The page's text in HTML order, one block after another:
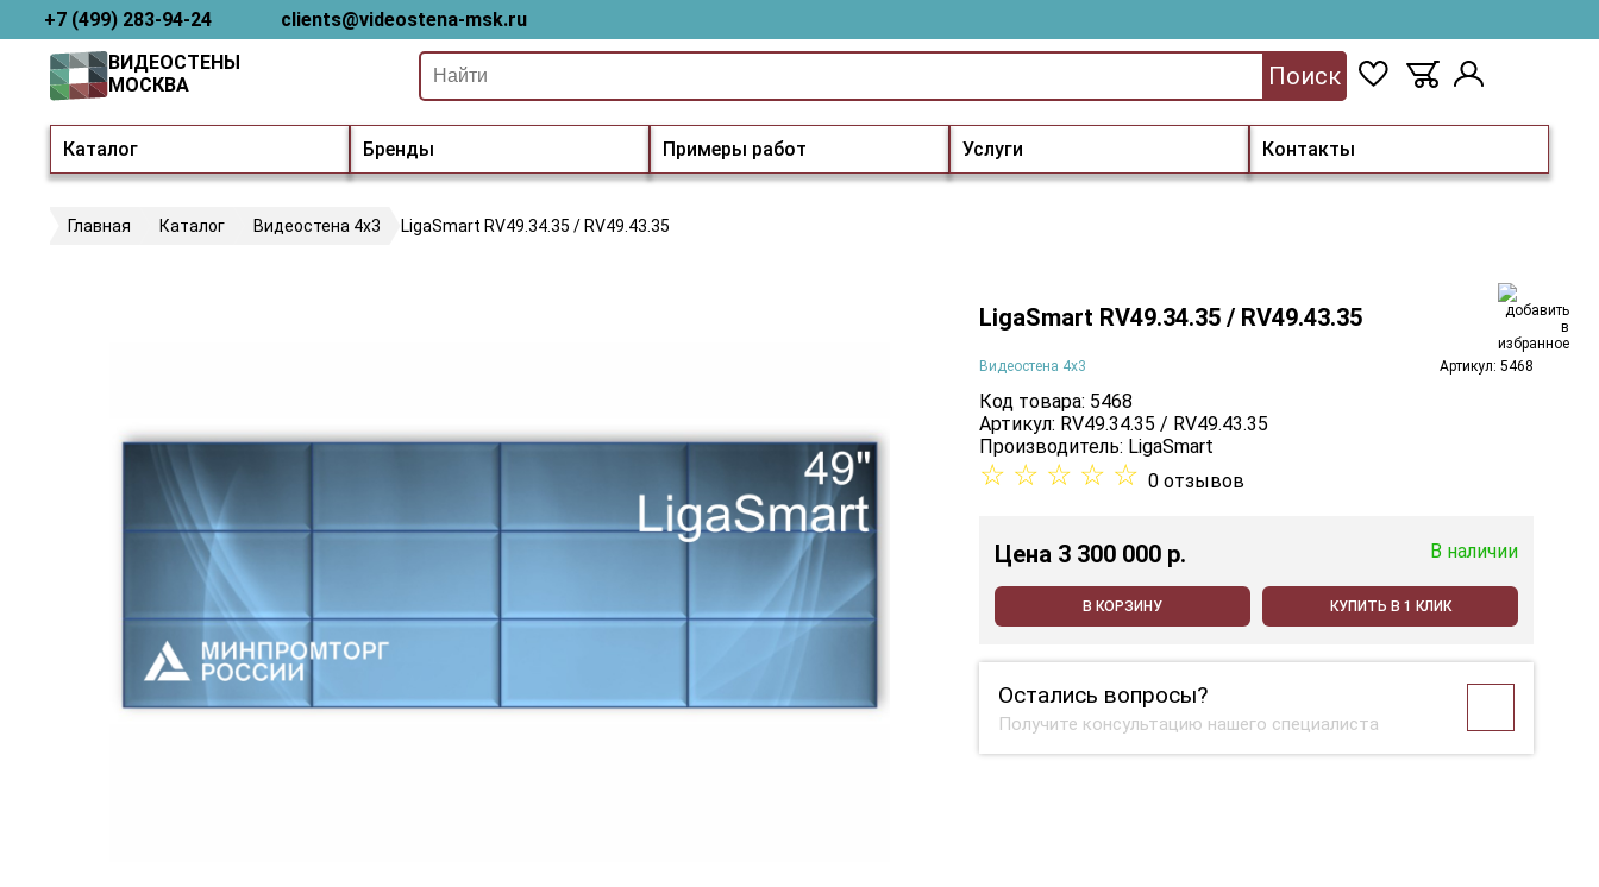
+7 (499) 283-94-24 clients@videostena-msk.ru
Каталог Бренды Примеры работ Услуги Контакты
ВИДЕОСТЕНЫ
МОСКВА
Поиск
Главная Каталог Видеостена 4х3 LigaSmart RV49.34.35 / RV49.43.35
LigaSmart RV49.34.35 / RV49.43.35
Видеостена 4х3 Артикул: 5468
Код товара: 5468
Артикул: RV49.34.35 / RV49.43.35
Производитель: LigaSmart
☆ ☆ ☆ ☆ ☆ 0 отзывов
Цена 3 300 000 p. В наличии
В КОРЗИНУ КУПИТЬ В 1 КЛИК
Остались вопросы?
Получите консультацию нашего специалиста